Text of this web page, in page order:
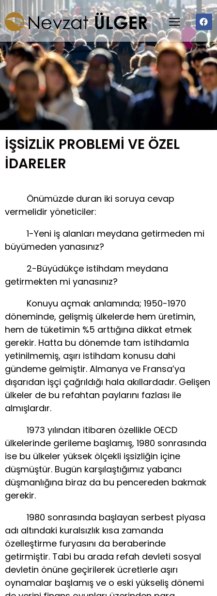
İŞSİZLİK PROBLEMİ VE ÖZEL
İDARELER
Önümüzde duran iki soruya cevap
vermelidir yöneticiler:
1-Yeni iş alanları meydana getirmeden mi
büyümeden yanasınız?
2-Büyüdükçe istihdam meydana
getirmekten mi yanasınız?
Konuyu açmak anlamında; 1950-1970
döneminde, gelişmiş ülkelerde hem üretimin,
hem de tüketimin %5 arttığına dikkat etmek
gerekir. Hatta bu dönemde tam istihdamla
yetinilmemiş, aşırı istihdam konusu dahi
gündeme gelmiştir. Almanya ve Fransa’ya
dışarıdan işçi çağrıldığı hala akıllardadır. Gelişen
ülkeler de bu refahtan paylarını fazlası ile
almışlardır.
1973 yılından itibaren özellikle OECD
ülkelerinde gerileme başlamış, 1980 sonrasında
ise bu ülkeler yüksek ölçekli işsizliğin içine
düşmüştür. Bugün karşılaştığımız yabancı
düşmanlığına biraz da bu pencereden bakmak
gerekir.
1980 sonrasında başlayan serbest piyasa
adı altındaki kuralsızlık kısa zamanda
özelleştirme furyasını da beraberinde
getirmiştir. Tabi bu arada refah devleti sosyal
devletin önüne geçirilerek ücretlerle aşırı
oynamalar başlamış ve o eski yükseliş dönemi